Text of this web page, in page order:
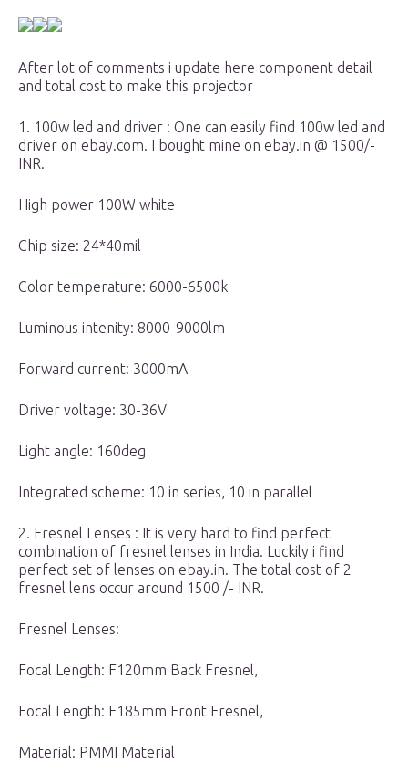
After lot of comments i update here component detail
and total cost to make this projector
1. 100w led and driver : One can easily find 100w led and
driver on ebay.com. I bought mine on ebay.in @ 1500/-
INR.
High power 100W white
Chip size: 24*40mil
Color temperature: 6000-6500k
Luminous intenity: 8000-9000lm
Forward current: 3000mA
Driver voltage: 30-36V
Light angle: 160deg
Integrated scheme: 10 in series, 10 in parallel
2. Fresnel Lenses : It is very hard to find perfect
combination of fresnel lenses in India. Luckily i find
perfect set of lenses on ebay.in. The total cost of 2
fresnel lens occur around 1500 /- INR.
Fresnel Lenses:
Focal Length: F120mm Back Fresnel,
Focal Length: F185mm Front Fresnel,
Material: PMMI Material